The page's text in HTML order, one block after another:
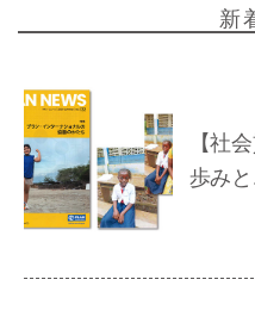
新
【社
歩み